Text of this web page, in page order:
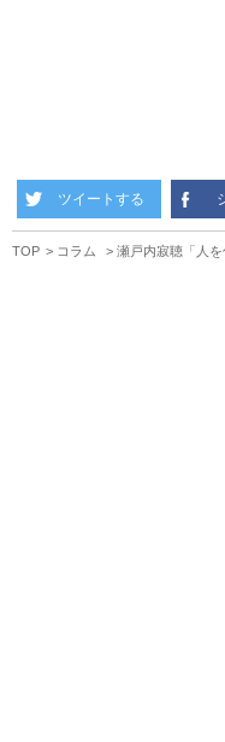
ツイートする
TOP コラム 瀬戸内寂聴「人